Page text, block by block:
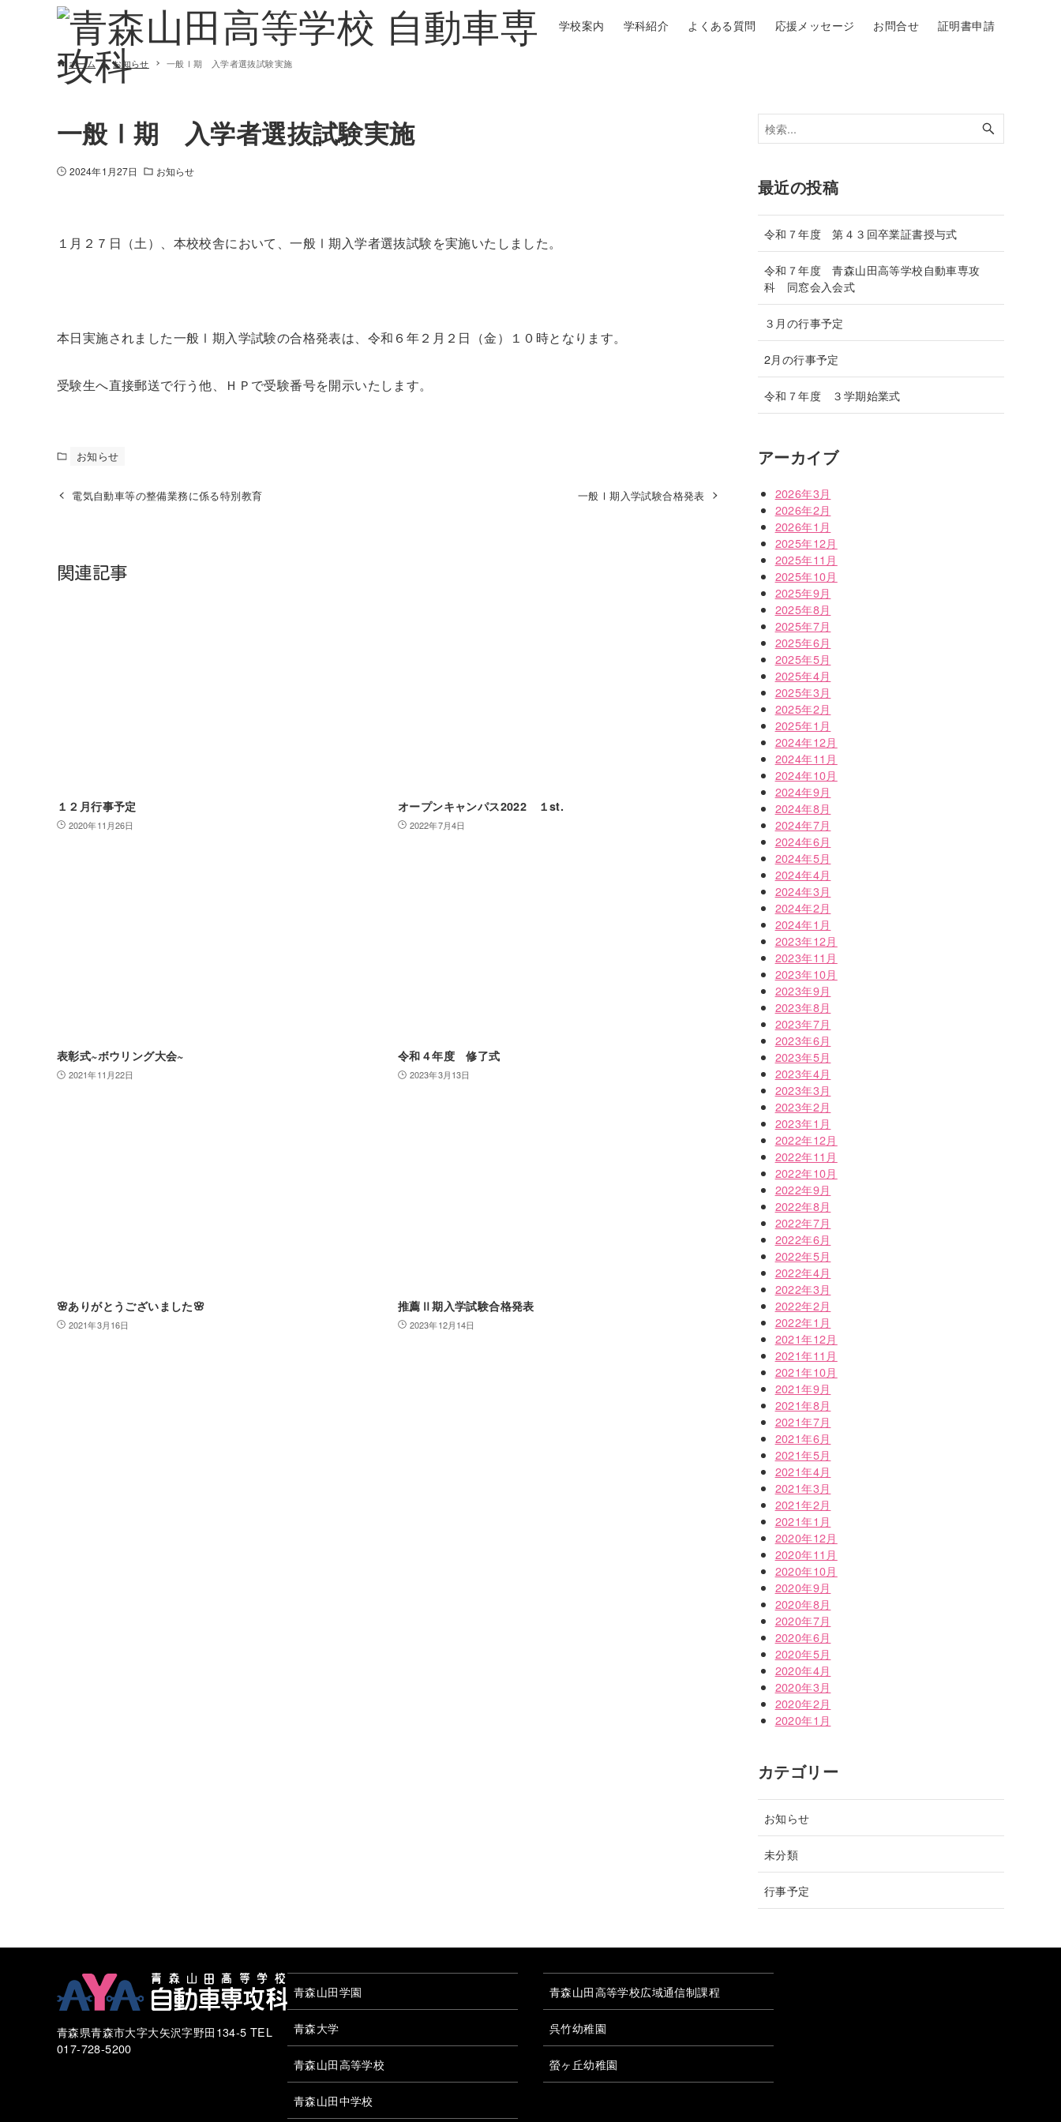
学校案内 学科紹介 よくある質問 応援メッセージ お問合せ 証明書申請
ホーム お知らせ 一般Ⅰ期 入学者選抜試験実施
一般Ⅰ期 入学者選抜試験実施
2024年1月27日 お知らせ
１月２７日（土）、本校校舎において、一般Ⅰ期入学者選抜試験を実施いたしました。
本日実施されました一般Ⅰ期入学試験の合格発表は、令和６年２月２日（金）１０時となります。
受験生へ直接郵送で行う他、ＨＰで受験番号を開示いたします。
お知らせ
電気自動車等の整備業務に係る特別教育 一般Ⅰ期入学試験合格発表
関連記事
１２月行事予定
2020年11月26日
オープンキャンパス2022 １st.
2022年7月4日
表彰式~ボウリング大会~
2021年11月22日
令和４年度 修了式
2023年3月13日
🌸ありがとうございました🌸
2021年3月16日
推薦Ⅱ期入学試験合格発表
2023年12月14日
最近の投稿
令和７年度 第４３回卒業証書授与式
令和７年度 青森山田高等学校自動車専攻
科 同窓会入会式
３月の行事予定
2月の行事予定
令和７年度 ３学期始業式
アーカイブ
2026年3月
2026年2月
2026年1月
2025年12月
2025年11月
2025年10月
2025年9月
2025年8月
2025年7月
2025年6月
2025年5月
2025年4月
2025年3月
2025年2月
2025年1月
2024年12月
2024年11月
2024年10月
2024年9月
2024年8月
2024年7月
2024年6月
2024年5月
2024年4月
2024年3月
2024年2月
2024年1月
2023年12月
2023年11月
2023年10月
2023年9月
2023年8月
2023年7月
2023年6月
2023年5月
2023年4月
2023年3月
2023年2月
2023年1月
2022年12月
2022年11月
2022年10月
2022年9月
2022年8月
2022年7月
2022年6月
2022年5月
2022年4月
2022年3月
2022年2月
2022年1月
2021年12月
2021年11月
2021年10月
2021年9月
2021年8月
2021年7月
2021年6月
2021年5月
2021年4月
2021年3月
2021年2月
2021年1月
2020年12月
2020年11月
2020年10月
2020年9月
2020年8月
2020年7月
2020年6月
2020年5月
2020年4月
2020年3月
2020年2月
2020年1月
カテゴリー
お知らせ
未分類
行事予定
青森県青森市大字大矢沢字野田134-5 TEL
017-728-5200
青森山田学園
青森大学
青森山田高等学校
青森山田中学校
青森山田高等学校広域通信制課程
呉竹幼稚園
螢ヶ丘幼稚園